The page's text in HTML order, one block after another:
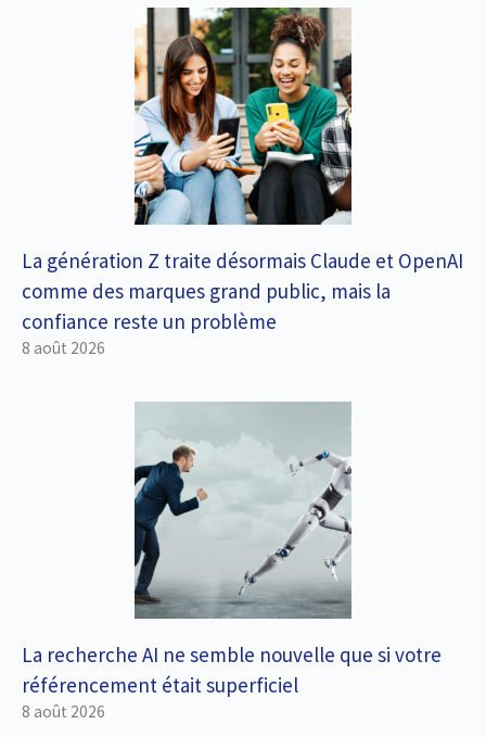
La génération Z traite désormais Claude et OpenAI
comme des marques grand public, mais la
confiance reste un problème
8 août 2026
La recherche AI ​​ne semble nouvelle que si votre
référencement était superficiel
8 août 2026